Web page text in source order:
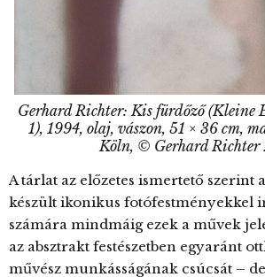
Gerhard Richter: Kis fürdőző (Kleine
1), 1994, olaj, vászon, 51 × 36 cm,
Köln, © Gerhard Richter
A tárlat az előzetes ismertető szerint
készült ikonikus fotófestményekkel
számára mindmáig ezek a művek
az absztrakt festészetben egyaránt
művész munkásságának csúcsát –